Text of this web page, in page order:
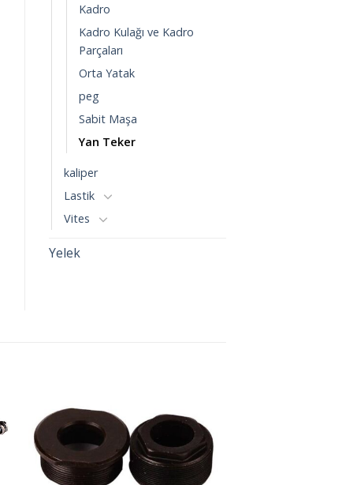
Kadro
Kadro Kulağı ve Kadro
Parçaları
Orta Yatak
peg
Sabit Maşa
Yan Teker
kaliper
Lastik
Vites
Yelek
Add to
wishlist